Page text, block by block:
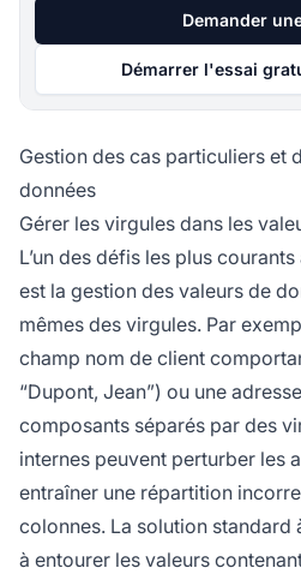
Demander
Démarrer l'essai
Gestion des cas particuliers et
données
Gérer les virgules dans les
L’un des défis les plus
est la gestion des valeurs de
mêmes des virgules. Par
champ nom de client
“Dupont, Jean”) ou une
composants séparés par des
internes peuvent perturber les
entraîner une répartition
colonnes. La solution standard
à entourer les valeurs